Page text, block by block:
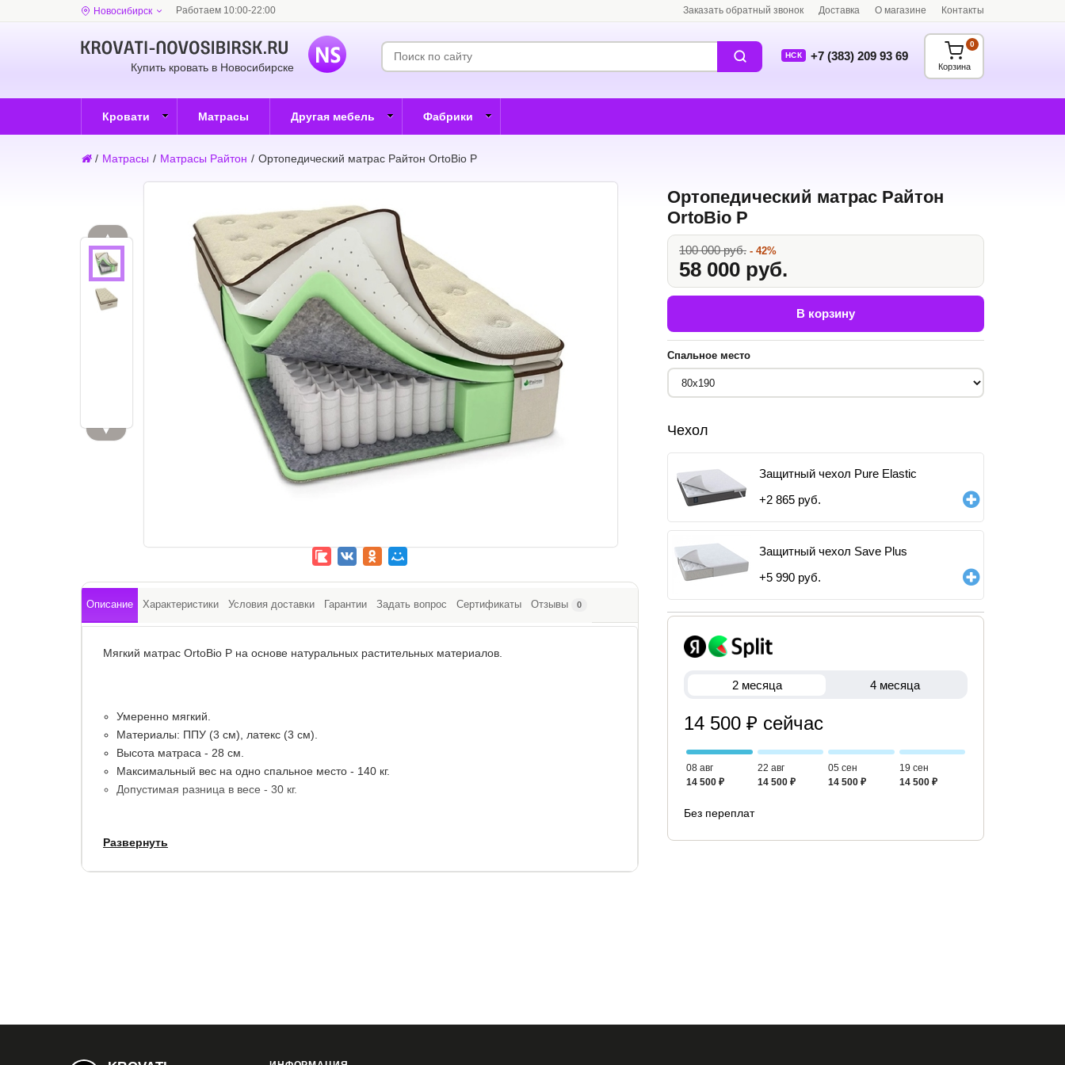
Новосибирск Работаем 10:00-22:00 Заказать обратный звонок Доставка О магазине Контакты
Купить кровать в Новосибирске
НСК +7 (383) 209 93 69
Корзина
0
Кровати Матрасы Другая мебель Фабрики
/ Матрасы / Матрасы Райтон / Ортопедический матрас Райтон OrtoBio P
▲
▼
Ортопедический матрас Райтон
OrtoBio P
100 000 руб. - 42%
58 000 руб.
В корзину
Спальное место
Чехол
Защитный чехол Pure Elastic
+2 865 руб.
Защитный чехол Save Plus
+5 990 руб.
2 месяца 4 месяца
14 500 ₽ сейчас
08 авг
14 500 ₽
22 авг
14 500 ₽
05 сен
14 500 ₽
19 сен
14 500 ₽
Без переплат
Описание Характеристики Условия доставки Гарантии Задать вопрос Сертификаты Отзывы 0
Мягкий матрас OrtoBio P на основе натуральных растительных материалов.
Умеренно мягкий.
Материалы: ППУ (3 см), латекс (3 см).
Высота матраса - 28 см.
Максимальный вес на одно спальное место - 140 кг.
Допустимая разница в весе - 30 кг.
Срок службы:
Развернуть